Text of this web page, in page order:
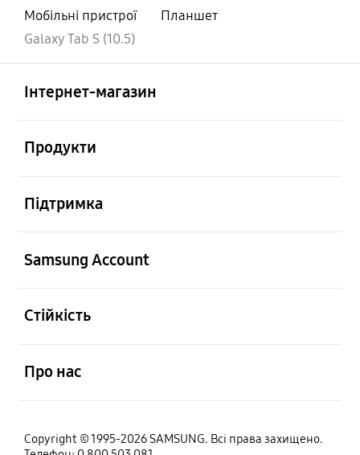
Мобільні пристрої
Планшет
Galaxy Tab S (10.5)
Інтернет-магазин
Продукти
Підтримка
Samsung Account
Стійкість
Про нас
Copyright © 1995-2026 SAMSUNG. Всі права захищено.